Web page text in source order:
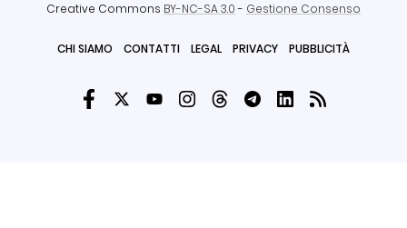
Creative Commons BY-NC-SA 3.0- Gestione Consenso
CHI SIAMO CONTATTI LEGAL PRIVACY PUBBLICITÀ